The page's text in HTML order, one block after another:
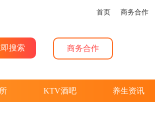
首页 商务合作
商务合作
KTV酒吧 养生资讯